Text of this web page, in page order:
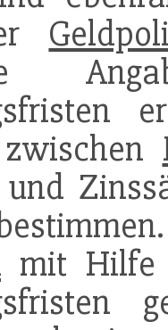
und
mit Hilfe